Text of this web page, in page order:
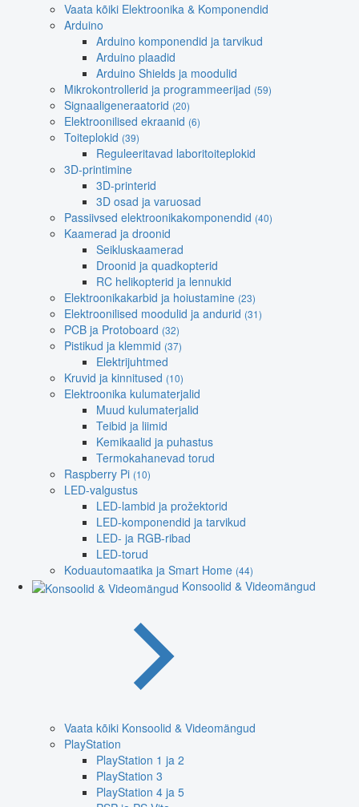
Vaata kõiki Elektroonika & Komponendid
Arduino
Arduino komponendid ja tarvikud
Arduino plaadid
Arduino Shields ja moodulid
Mikrokontrollerid ja programmeerijad (59)
Signaaligeneraatorid (20)
Elektroonilised ekraanid (6)
Toiteplokid (39)
Reguleeritavad laboritoiteplokid
3D-printimine
3D-printerid
3D osad ja varuosad
Passiivsed elektroonikakomponendid (40)
Kaamerad ja droonid
Seikluskaamerad
Droonid ja quadkopterid
RC helikopterid ja lennukid
Elektroonikakarbid ja hoiustamine (23)
Elektroonilised moodulid ja andurid (31)
PCB ja Protoboard (32)
Pistikud ja klemmid (37)
Elektrijuhtmed
Kruvid ja kinnitused (10)
Elektroonika kulumaterjalid
Muud kulumaterjalid
Teibid ja liimid
Kemikaalid ja puhastus
Termokahanevad torud
Raspberry Pi (10)
LED-valgustus
LED-lambid ja prožektorid
LED-komponendid ja tarvikud
LED- ja RGB-ribad
LED-torud
Koduautomaatika ja Smart Home (44)
Konsoolid & Videomängud
Vaata kõiki Konsoolid & Videomängud
PlayStation
PlayStation 1 ja 2
PlayStation 3
PlayStation 4 ja 5